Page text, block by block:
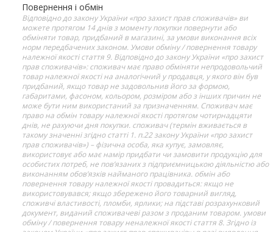
Повернення і обмін
Відповідно до закону України «про захист прав споживачів» ви
можете протягом 14 днів з моменту покупки повернути або
обміняти товар, придбаний в магазині, за умови виконання всіх
норм передбачених законом. Умови обміну / повернення товару
належної якості стаття 9. Відповідно до закону України «про захист
прав споживачів»: споживач має право обміняти непродовольчий
товар належної якості на аналогічний у продавця, у якого він був
придбаний, якщо товар не задовольнив його за формою,
габаритами, фасоном, кольором, розміром або з інших причин не
може бути ним використаний за призначенням. Споживач має
право на обмін товару належної якості протягом чотирнадцяти
днів, не рахуючи дня покупки. споживач (термін вживається в
такому значенні згідно статті 1. п.22 закону України «про захист
прав споживачів») – фізична особа, яка купує, замовляє,
використовує або має намір придбати чи замовити продукцію для
особистих потреб, не пов’язаних з підприємницькою діяльністю або
виконанням обов’язків найманого працівника. обмін або
повернення товару належної якості провадиться: якщо не
використовувався; якщо збережено його товарний вигляд,
споживчі властивості, пломби, ярлики; на підставі розрахунковий
документ, виданий споживачеві разом з проданим товаром. умови
обміну / повернення товару неналежної якості стаття 8. Згідно із